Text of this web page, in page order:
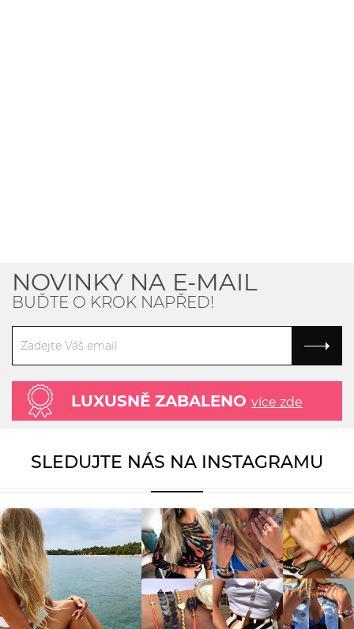
NOVINKY NA E-MAIL
BUĎTE O KROK NAPŘED!
LUXUSNĚ ZABALENO více zde
SLEDUJTE NÁS NA INSTAGRAMU